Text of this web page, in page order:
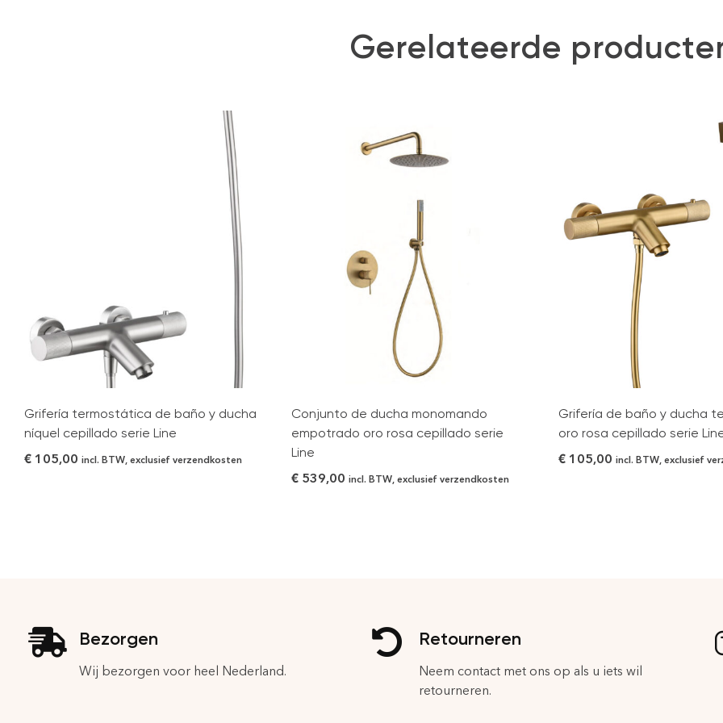
Gerelateerde
Grifería termostática de baño y ducha
níquel cepillado serie Line
€ 105,00 incl. BTW, exclusief verzendkosten
Conjunto de ducha monomando
empotrado oro rosa cepillado serie
Line
€ 539,00 incl. BTW, exclusief verzendkosten
Grifería de baño y ducha
oro rosa cepillado serie
€ 105,00 incl. BTW, exclusief
Bezorgen
Wij bezorgen voor heel Nederland.
Retourneren
Neem contact met ons op als u iets wil
retourneren.